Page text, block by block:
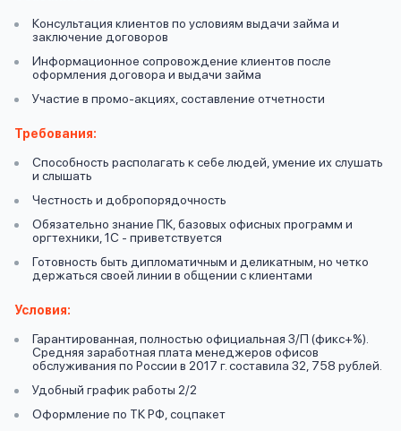
Консультация клиентов по условиям выдачи займа и
заключение договоров
Информационное сопровождение клиентов после
оформления договора и выдачи займа
Участие в промо-акциях, составление отчетности
Требования:
Способность располагать к себе людей, умение их слушать
и слышать
Честность и добропорядочность
Обязательно знание ПК, базовых офисных программ и
оргтехники, 1С - приветствуется
Готовность быть дипломатичным и деликатным, но четко
держаться своей линии в общении с клиентами
Условия:
Гарантированная, полностью официальная З/П (фикс+%).
Средняя заработная плата менеджеров офисов
обслуживания по России в 2017 г. составила 32, 758 рублей.
Удобный график работы 2/2
Оформление по ТК РФ, соцпакет
Оформить заявку
Войти под другим номером
Задать
Ответы
даю
согласие
на
обработку
личных